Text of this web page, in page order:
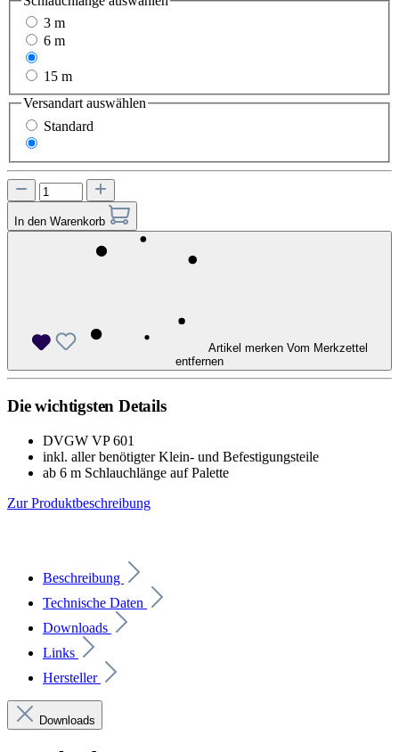
3 m
6 m
15 m
Versandart auswählen
Standard
In den Warenkorb
Artikel merken Vom Merkzettel
entfernen
Die wichtigsten Details
DVGW VP 601
inkl. aller benötigter Klein- und Befestigungsteile
ab 6 m Schlauchlänge auf Palette
Zur Produktbeschreibung
Beschreibung
Technische Daten
Downloads
Links
Hersteller
Downloads